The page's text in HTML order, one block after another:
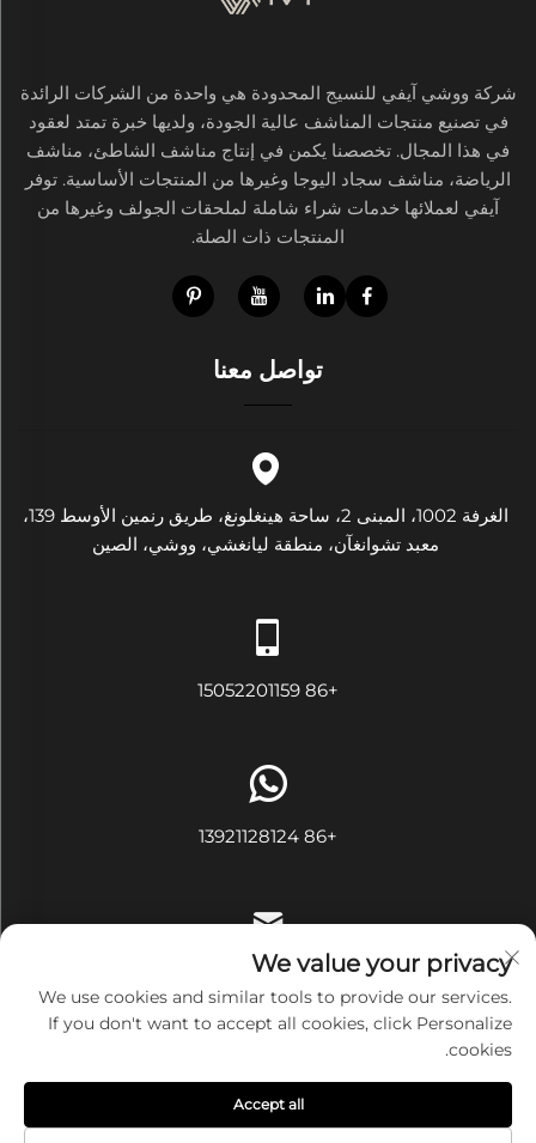
شركة ووشي آيفي للنسيج المحدودة هي واحدة من الشركات الرائدة
في تصنيع منتجات المناشف عالية الجودة، ولديها خبرة تمتد لعقود
في هذا المجال. تخصصنا يكمن في إنتاج مناشف الشاطئ، مناشف
الرياضة، مناشف سجاد اليوجا وغيرها من المنتجات الأساسية. توفر
آيفي لعملائها خدمات شراء شاملة لملحقات الجولف وغيرها من
المنتجات ذات الصلة.
تواصل معنا
الغرفة 1002، المبنى 2، ساحة هينغلونغ، طريق رنمين الأوسط 139،
معبد تشوانغآن، منطقة ليانغشي، ووشي، الصين
+86 15052201159
+86 13921128124
[email protected]
حقوق النشر محفوظة © شركة ووشي آيفي تكستايل المحدودة. جميع
الحقوق محفوظةسياسة الخصوصية
We value your privacy
We use cookies and similar tools to provide our services.
If you don't want to accept all cookies, click Personalize
cookies.
Accept all